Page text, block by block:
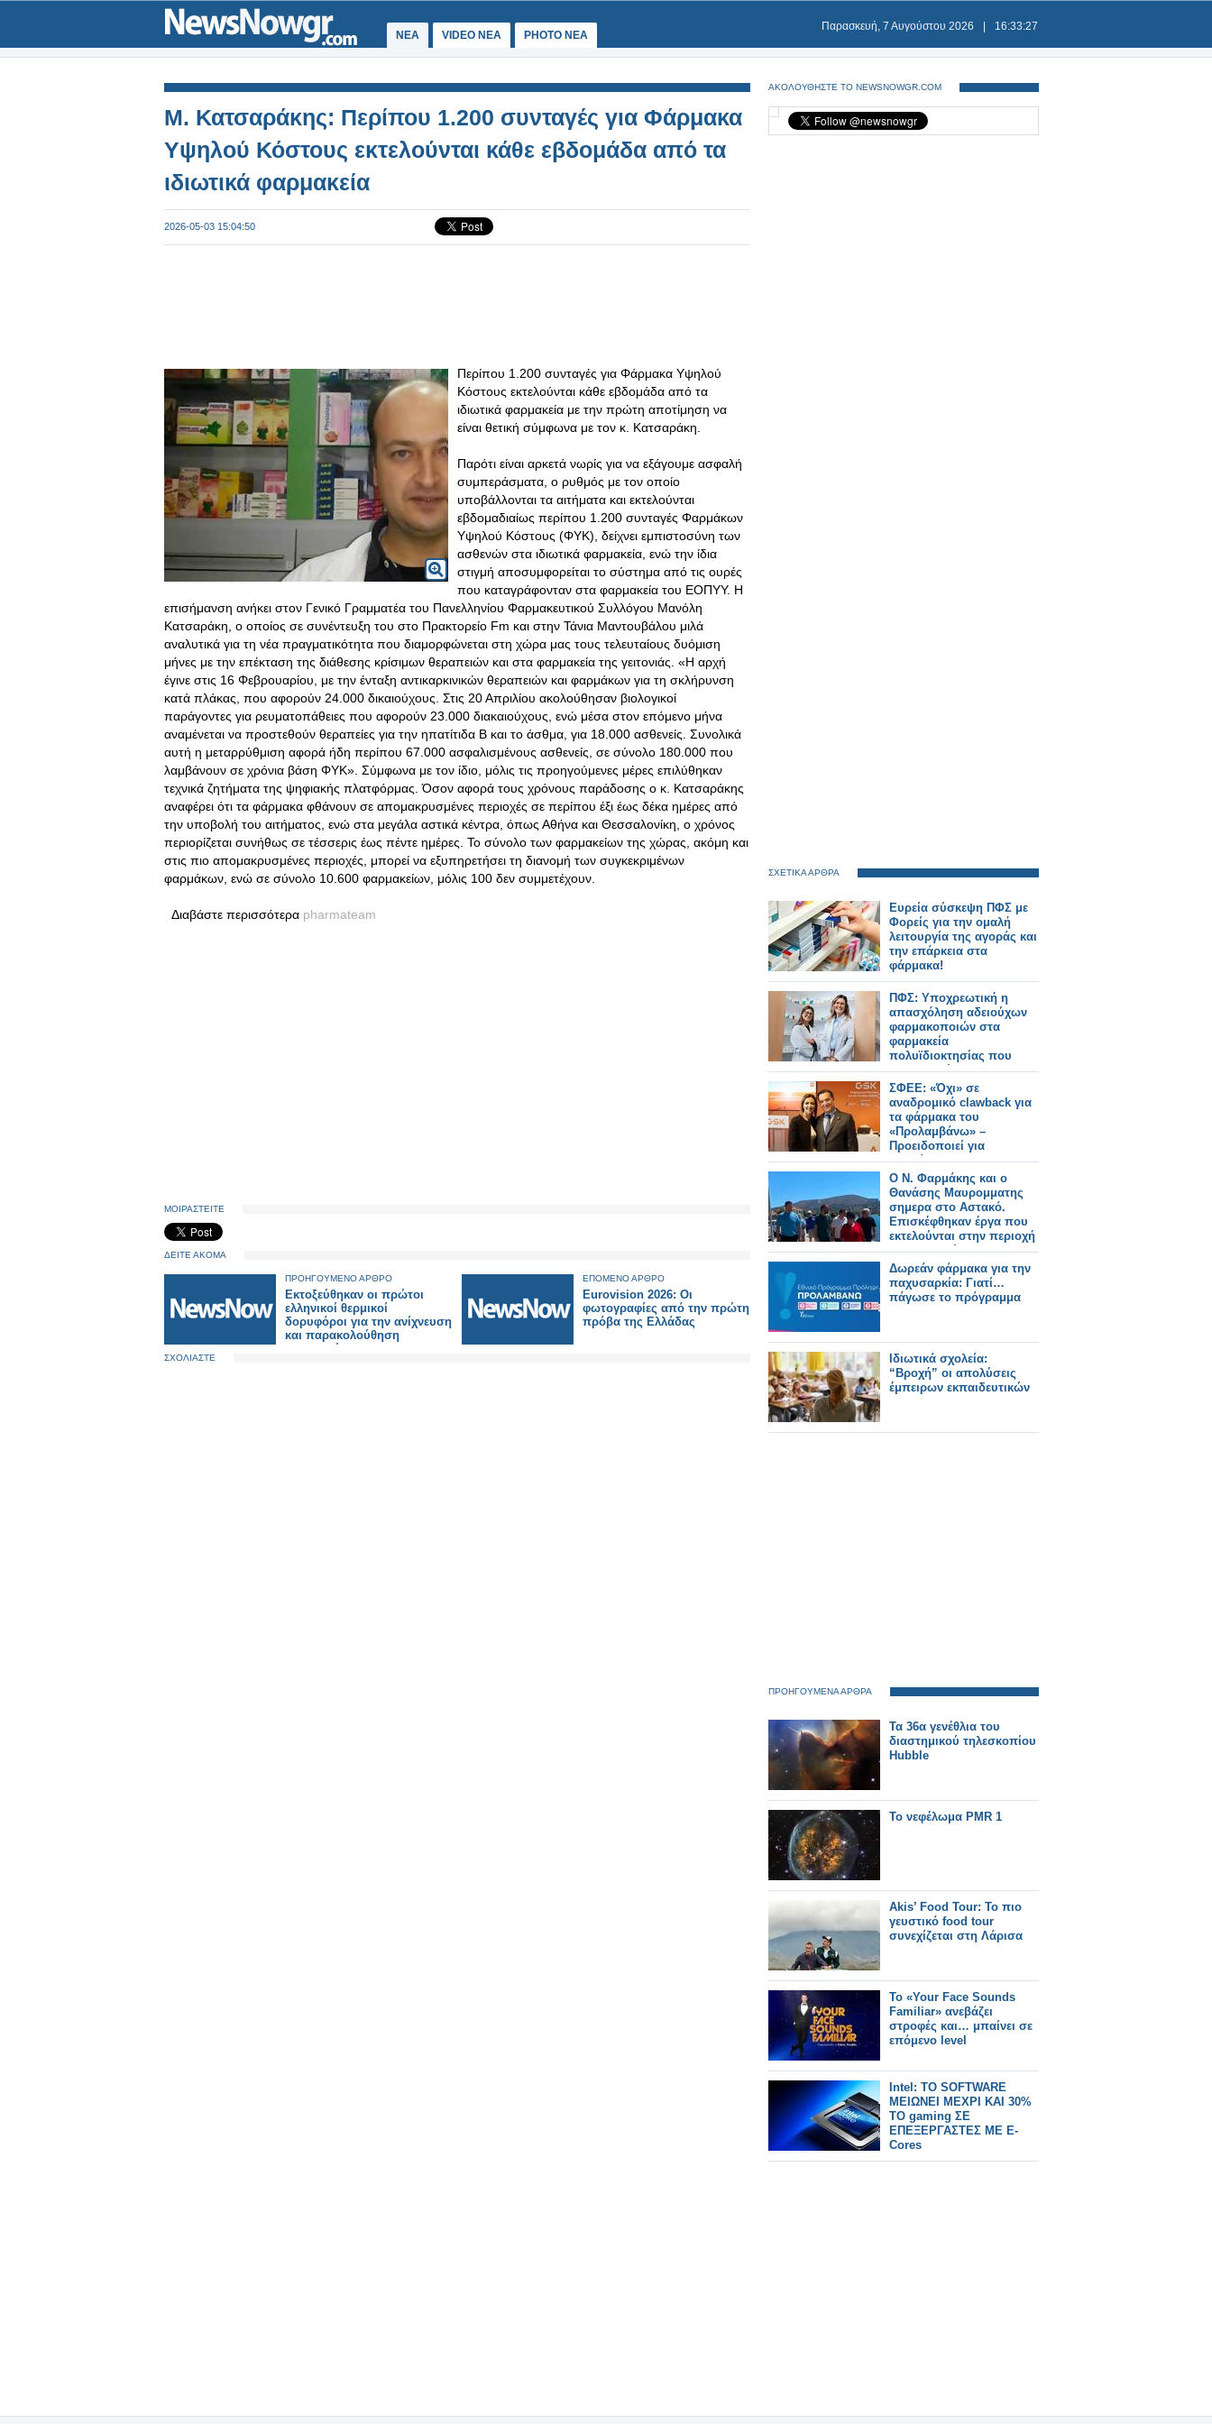
ΝΕΑ VIDEO NEA PHOTO NEA
Παρασκευή, 7 Αυγούστου 2026 16:33:28
Μ. Κατσαράκης: Περίπου 1.200 συνταγές για Φάρμακα
Υψηλού Κόστους εκτελούνται κάθε εβδομάδα από τα
ιδιωτικά φαρμακεία
2026-05-03 15:04:50
Περίπου 1.200 συνταγές για Φάρμακα Υψηλού
Κόστους εκτελούνται κάθε εβδομάδα από τα
ιδιωτικά φαρμακεία με την πρώτη αποτίμηση να
είναι θετική σύμφωνα με τον κ. Κατσαράκη.
Παρότι είναι αρκετά νωρίς για να εξάγουμε ασφαλή
συμπεράσματα, ο ρυθμός με τον οποίο
υποβάλλονται τα αιτήματα και εκτελούνται
εβδομαδιαίως περίπου 1.200 συνταγές Φαρμάκων
Υψηλού Κόστους (ΦΥΚ), δείχνει εμπιστοσύνη των
ασθενών στα ιδιωτικά φαρμακεία, ενώ την ίδια
στιγμή αποσυμφορείται το σύστημα από τις ουρές
που καταγράφονταν στα φαρμακεία του ΕΟΠΥΥ. Η
επισήμανση ανήκει στον Γενικό Γραμματέα του Πανελληνίου Φαρμακευτικού Συλλόγου Μανόλη
Κατσαράκη, ο οποίος σε συνέντευξη του στο Πρακτορείο Fm και στην Τάνια Μαντουβάλου μιλά
αναλυτικά για τη νέα πραγματικότητα που διαμορφώνεται στη χώρα μας τους τελευταίους δυόμιση
μήνες με την επέκταση της διάθεσης κρίσιμων θεραπειών και στα φαρμακεία της γειτονιάς. «Η αρχή
έγινε στις 16 Φεβρουαρίου, με την ένταξη αντικαρκινικών θεραπειών και φαρμάκων για τη σκλήρυνση
κατά πλάκας, που αφορούν 24.000 δικαιούχους . Στις 20 Απριλίου ακολούθησαν βιολογικοί
παράγοντες για ρευματοπάθειες που αφορούν 23.000 διακαιούχους, ενώ μέσα στον επόμενο μήνα
αναμένεται να προστεθούν θεραπείες για την ηπατίτιδα Β και το άσθμα, για 18.000 ασθενείς. Συνολικά
αυτή η μεταρρύθμιση αφορά ήδη περίπου 67.000 ασφαλισμένους ασθενείς, σε σύνολο 180.000 που
λαμβάνουν σε χρόνια βάση ΦΥΚ». Σύμφωνα με τον ίδιο, μόλις τις προηγούμενες μέρες επιλύθηκαν
τεχνικά ζητήματα της ψηφιακής πλατφόρμας. Όσον αφορά τους χρόνους παράδοσης ο κ. Κατσαράκης
αναφέρει ότι τα φάρμακα φθάνουν σε απομακρυσμένες περιοχές σε περίπου έξι έως δέκα ημέρες από
την υποβολή του αιτήματος, ενώ στα μεγάλα αστικά κέντρα, όπως Αθήνα και Θεσσαλονίκη, ο χρόνος
περιορίζεται συνήθως σε τέσσερις έως πέντε ημέρες. Το σύνολο των φαρμακείων της χώρας, ακόμη και
στις πιο απομακρυσμένες περιοχές, μπορεί να εξυπηρετήσει τη διανομή των συγκεκριμένων
φαρμάκων, ενώ σε σύνολο 10.600 φαρμακείων, μόλις 100 δεν συμμετέχουν.
Διαβάστε περισσότερα pharmateam
ΜΟΙΡΑΣΤΕΙΤΕ
ΔΕΙΤΕ ΑΚΟΜΑ
ΠΡΟΗΓΟΥΜΕΝΟ ΑΡΘΡΟ
Εκτοξεύθηκαν οι πρώτοι
ελληνικοί θερμικοί
δορυφόροι για την ανίχνευση
και παρακολούθηση
πυρκαγιών
ΕΠΟΜΕΝΟ ΑΡΘΡΟ
Eurovision 2026: Οι
φωτογραφίες από την πρώτη
πρόβα της Ελλάδας
ΣΧΟΛΙΑΣΤΕ
ΑΚΟΛΟΥΘΗΣΤΕ ΤΟ NEWSNOWGR.COM
ΣΧΕΤΙΚΑ ΑΡΘΡΑ
Ευρεία σύσκεψη ΠΦΣ με
Φορείς για την ομαλή
λειτουργία της αγοράς και
την επάρκεια στα
φάρμακα!
ΠΦΣ: Υποχρεωτική η
απασχόληση αδειούχων
φαρμακοποιών στα
φαρμακεία
πολυϊδιοκτησίας που
λειτουργούν με
διευρυμένο ωράριο
ΣΦΕΕ: «Όχι» σε
αναδρομικό clawback για
τα φάρμακα του
«Προλαμβάνω» –
Προειδοποιεί για
«επικίνδυνο
προηγούμενο»
Ο Ν. Φαρμάκης και ο
Θανάσης Μαυρομματης
σημερα στο Αστακό.
Επισκέφθηκαν έργα που
εκτελούνται στην περιοχή
και συναντήθηκαν με
φορείς και πολίτες (φωτο-
βιντεο)
Δωρεάν φάρμακα για την
παχυσαρκία: Γιατί…
πάγωσε το πρόγραμμα
Ιδιωτικά σχολεία:
“Βροχή” οι απολύσεις
έμπειρων εκπαιδευτικών
ΠΡΟΗΓΟΥΜΕΝΑ ΑΡΘΡΑ
Τα 36α γενέθλια του
διαστημικού τηλεσκοπίου
Hubble
Το νεφέλωμα PMR 1
Akis’ Food Tour: Το πιο
γευστικό food tour
συνεχίζεται στη Λάρισα
Το «Your Face Sounds
Familiar» ανεβάζει
στροφές και… μπαίνει σε
επόμενο level
Intel: TO SOFTWARE
ΜΕΙΩΝΕΙ ΜΕΧΡΙ ΚΑΙ 30%
ΤΟ gaming ΣΕ
ΕΠΕΞΕΡΓΑΣΤΕΣ ΜΕ E-
Cores